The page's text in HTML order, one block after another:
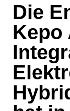
Die
Kepo